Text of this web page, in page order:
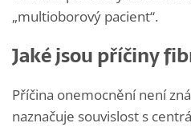
„multioborový pacient“.
Jaké jsou příčiny
Příčina onemocnění není
naznačuje souvislost s